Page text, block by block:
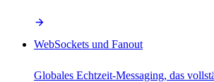
WebSockets und Fanout
Globales Echtzeit-Messaging, das